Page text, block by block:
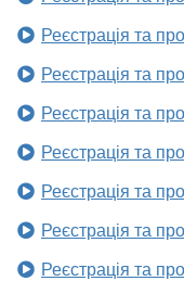
Реєстрація та
Реєстрація та
Реєстрація та
Реєстрація та
Реєстрація та
Реєстрація та
Реєстрація та